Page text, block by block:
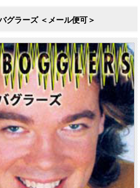
グラーズ ＜メール便可＞